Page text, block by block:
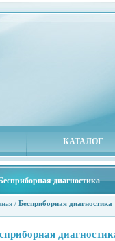
КАТАЛОГ
диагностика
/ Бесприборная диагностика